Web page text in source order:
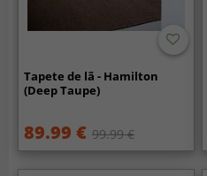
Tapete de lã - Hamilton
(Deep Taupe)
89.99 € 99.99 €